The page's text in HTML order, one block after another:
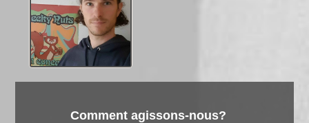
Comment agissons-nous?